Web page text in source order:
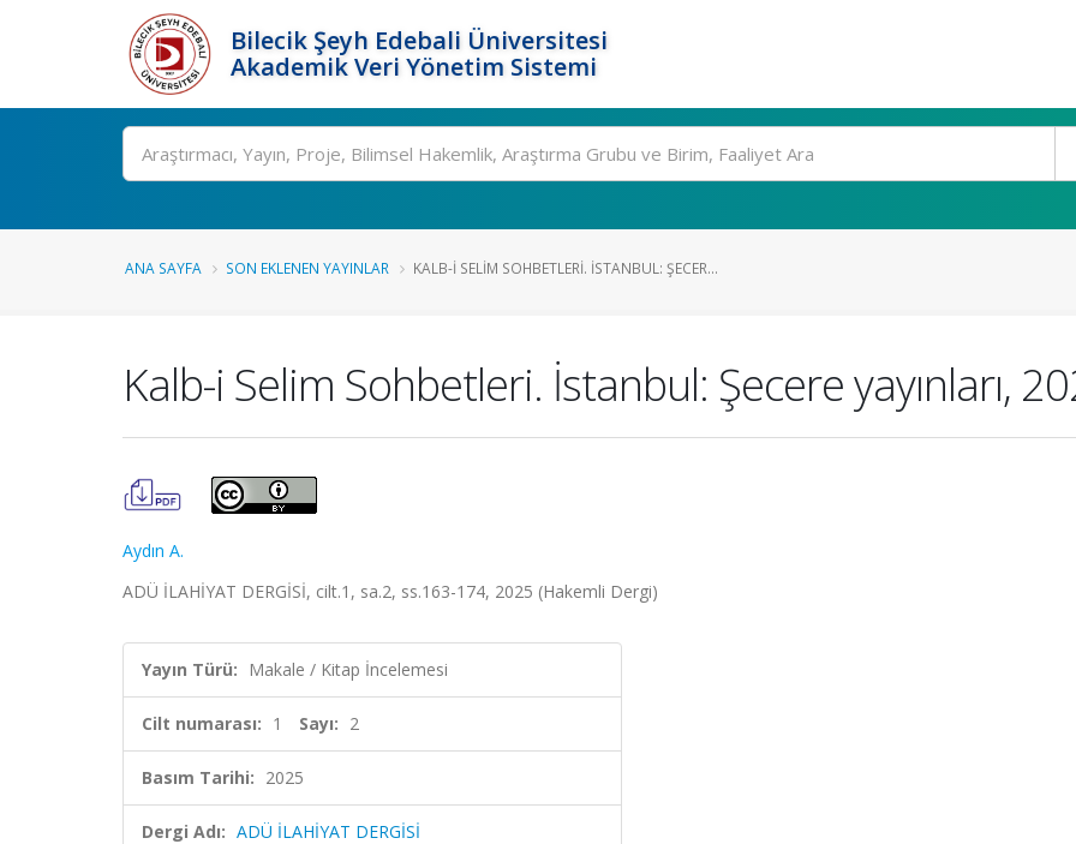
Bilecik Şeyh Edebali Üniversitesi
Akademik Veri Yönetim Sistemi
Ara
ANA SAYFA SON EKLENEN YAYINLAR KALB-I SELIM SOHBETLERI. İSTANBUL: ŞECER...
Kalb-i Selim Sohbetleri. İstanbul: Şecere yayınları,
Aydın A.
ADÜ İLAHİYAT DERGİSİ, cilt.1, sa.2, ss.163-174, 2025 (Hakemli Dergi)
Yayın Türü: Makale / Kitap İncelemesi
Cilt numarası: 1 Sayı: 2
Basım Tarihi: 2025
Dergi Adı: ADÜ İLAHİYAT DERGİSİ